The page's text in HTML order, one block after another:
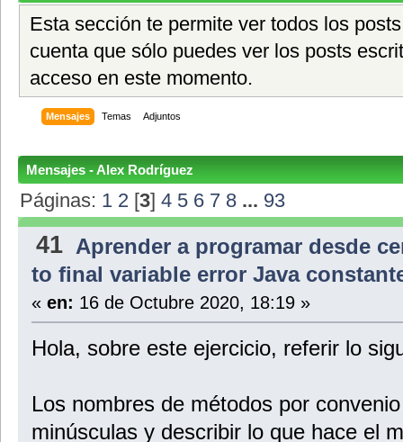
Esta sección te permite ver todos los
cuenta que sólo puedes ver los posts
acceso en este momento.
Mensajes Temas Adjuntos
Mensajes - Alex Rodríguez
Páginas: 1 2 [3]4 5 6 7 8 ... 93
41 Aprender a programar desde
to final variable error Java
« en: 16 de Octubre 2020, 18:19 »
Hola, sobre este ejercicio, referir lo
Los nombres de métodos por
minúsculas y describir lo que hace el